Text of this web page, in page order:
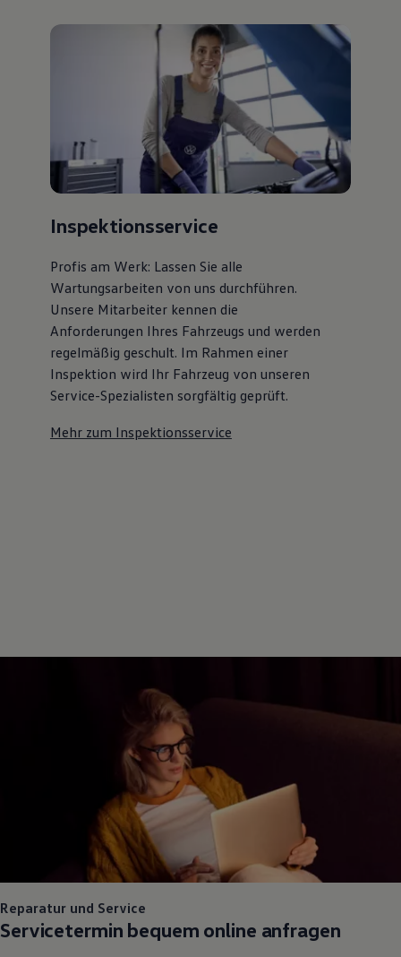
Inspektionsservice
Profis am Werk: Lassen Sie alle
Wartungsarbeiten von uns durchführen.
Unsere Mitarbeiter kennen die
Anforderungen Ihres Fahrzeugs und werden
regelmäßig geschult. Im Rahmen einer
Inspektion wird Ihr Fahrzeug von unseren
Service-Spezialisten sorgfältig geprüft.
Mehr zum Inspektionsservice
Reparatur und Service
Servicetermin bequem online anfragen